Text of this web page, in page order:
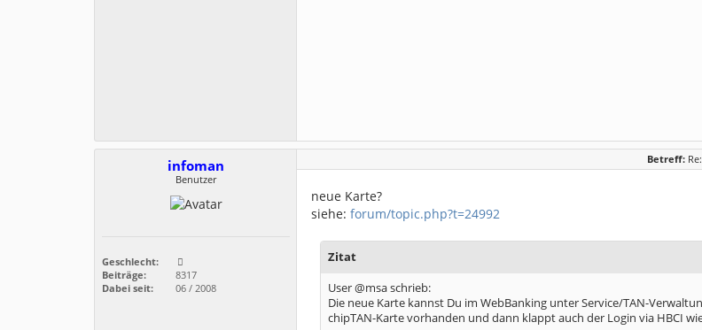
infoman
Benutzer
Geschlecht:
Beiträge:
8317
Dabei seit:
06 / 2008
Betreff:
neue Karte?
siehe: forum/topic.php?t=24992
Zitat
User @msa schrieb:
Die neue Karte kannst Du im WebBanking unter Service/TAN-
chipTAN-Karte vorhanden und dann klappt auch der Login via HBCI